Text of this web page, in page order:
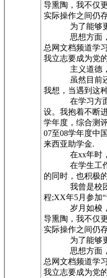
导熏陶，我不仅
实际操作之间仍
为了能够更好
思想方面，政
总网文档频道学
我立志要成为党
主义道德，为
虽然目前还没
我想，当遇到这
在学习方面，
设。我抱着不断
学年度，综合测
07至08学年度中
来西亚助学金.
在xx年时，我
在学生工作方
的同时，也积极
我曾是校团委
程;XX年5月参加
岁月如梭，转
导熏陶，我不仅
实际操作之间仍
为了能够更好
思想方面，政
总网文档频道学
我立志要成为党